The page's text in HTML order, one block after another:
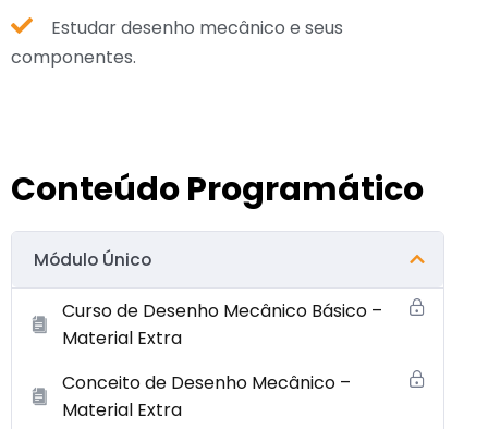
Estudar desenho mecânico e seus
componentes.
Conteúdo Programático
Módulo Único
Curso de Desenho Mecânico Básico –
Material Extra
Conceito de Desenho Mecânico –
Material Extra